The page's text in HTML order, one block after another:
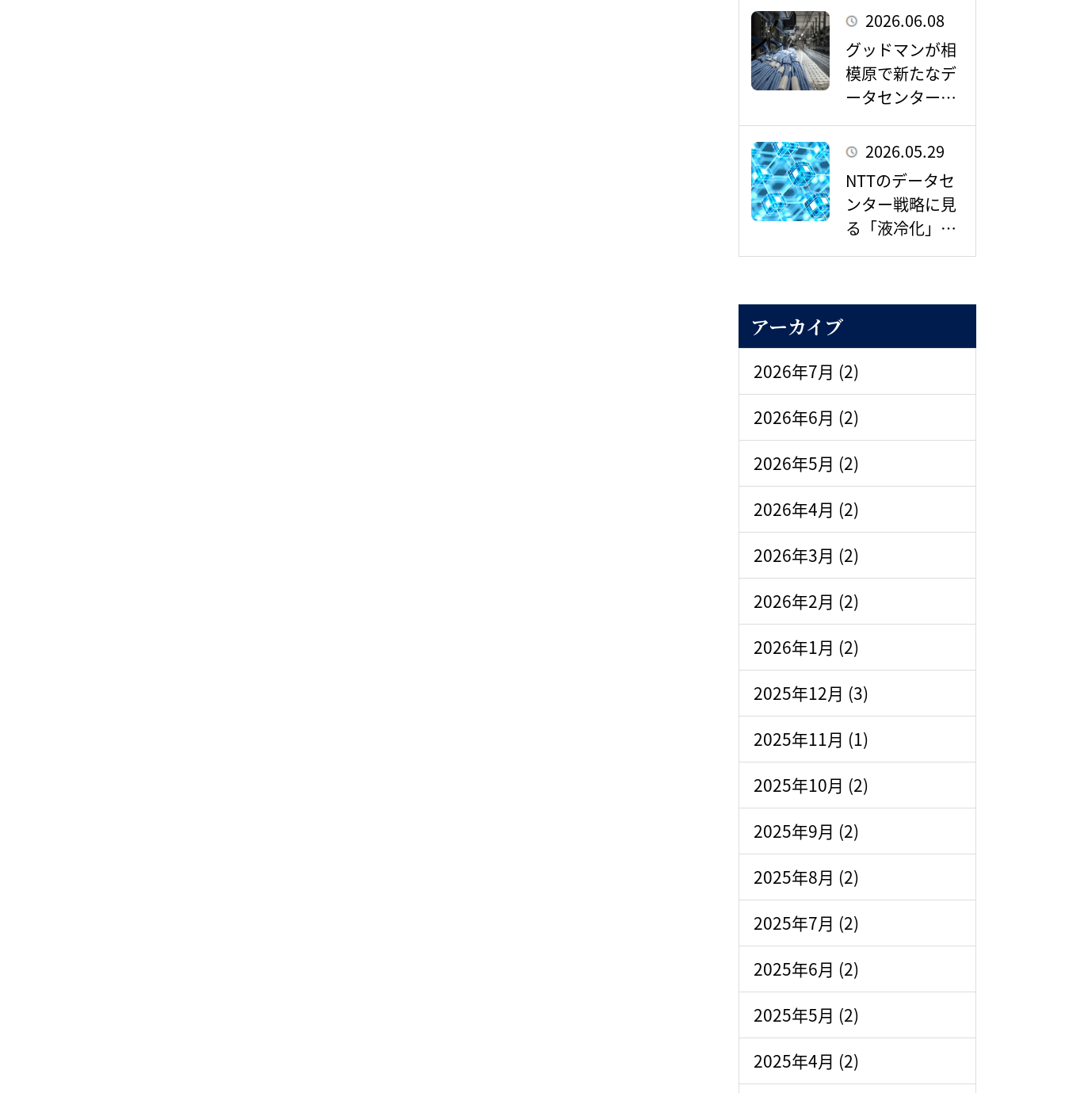
センター需要の
拡大
2026.06.08
グッドマンが相
模原で新たなデ
ータセンターキ
ャンパス構想
– 東京圏デジタ
ルインフラの重
要拠点として存
在感を増すか –
2026.05.29
NTTのデータセ
ンター戦略に見
る「液冷化」と
地域共生 AI時
フラ整備とは
アーカイブ
2026年7月 (2)
2026年6月 (2)
2026年5月 (2)
2026年4月 (2)
2026年3月 (2)
2026年2月 (2)
2026年1月 (2)
2025年12月 (3)
2025年11月 (1)
2025年10月 (2)
2025年9月 (2)
2025年8月 (2)
2025年7月 (2)
2025年6月 (2)
2025年5月 (2)
2025年4月 (2)